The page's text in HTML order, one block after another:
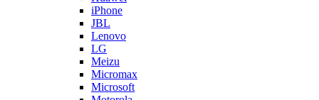
iPhone
JBL
Lenovo
LG
Meizu
Micromax
Microsoft